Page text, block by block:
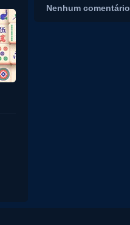
Nenhum comentário